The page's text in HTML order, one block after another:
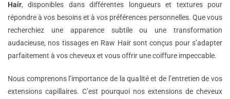
Hair, disponibles dans différentes longueurs et textures pour
répondre à vos besoins et à vos préférences personnelles. Que vous
recherchiez une apparence subtile ou une transformation
audacieuse, nos tissages en Raw Hair sont conçus pour s’adapter
parfaitement à vos cheveux et vous offrir une coiffure impeccable.
Nous comprenons l’importance de la qualité et de l’entretien de vos
extensions capillaires. C’est pourquoi nos extensions de cheveux